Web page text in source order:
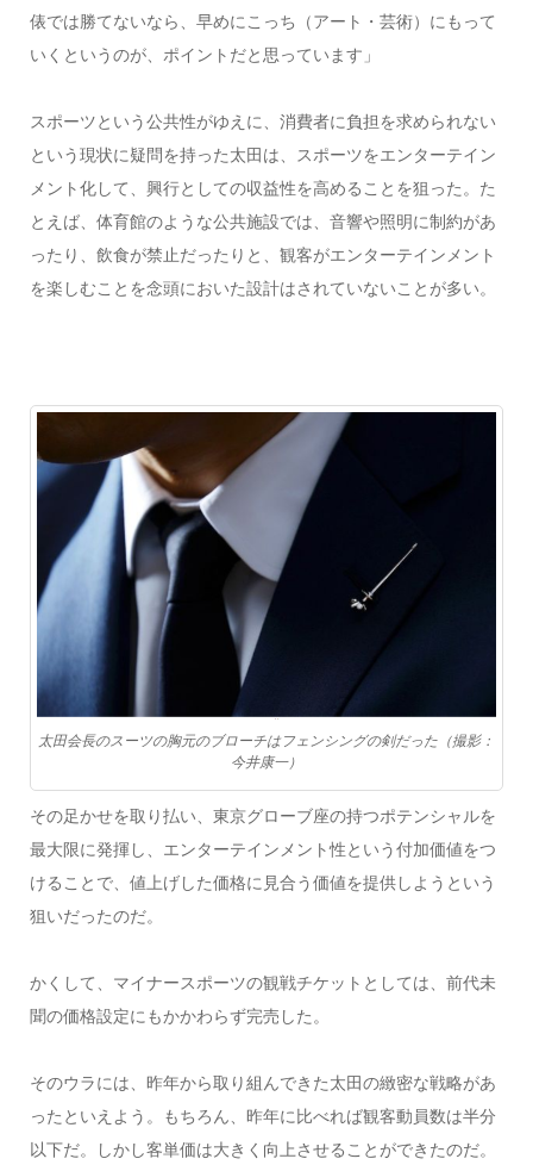
俵では勝てないなら、早めにこっち（アート・芸術）にもって
いくというのが、ポイントだと思っています」
スポーツという公共性がゆえに、消費者に負担を求められない
という現状に疑問を持った太田は、スポーツをエンターテイン
メント化して、興行としての収益性を高めることを狙った。た
とえば、体育館のような公共施設では、音響や照明に制約があ
ったり、飲食が禁止だったりと、観客がエンターテインメント
を楽しむことを念頭においた設計はされていないことが多い。
太田会長のスーツの胸元のブローチはフェンシングの剣だった（撮影：
今井康一）
その足かせを取り払い、東京グローブ座の持つポテンシャルを
最大限に発揮し、エンターテインメント性という付加価値をつ
けることで、値上げした価格に見合う価値を提供しようという
狙いだったのだ。
かくして、マイナースポーツの観戦チケットとしては、前代未
聞の価格設定にもかかわらず完売した。
そのウラには、昨年から取り組んできた太田の緻密な戦略があ
ったといえよう。もちろん、昨年に比べれば観客動員数は半分
以下だ。しかし客単価は大きく向上させることができたのだ。